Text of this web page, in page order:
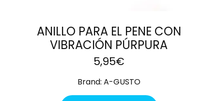
ANILLO PARA EL PENE CON
VIBRACIÓN PÚRPURA
5,95€
Brand: A-GUSTO